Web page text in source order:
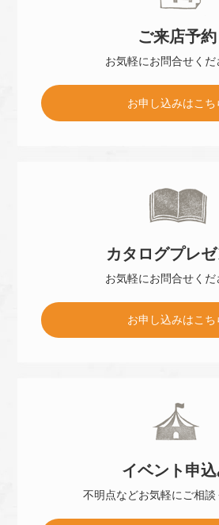
ご来店予約
お気軽にお問合せくだ
予
お申し込みはこち
カタログプレゼ
お気軽にお問合せくだ
お申し込みはこち
イベント 申
不明点などお気軽に ご相談